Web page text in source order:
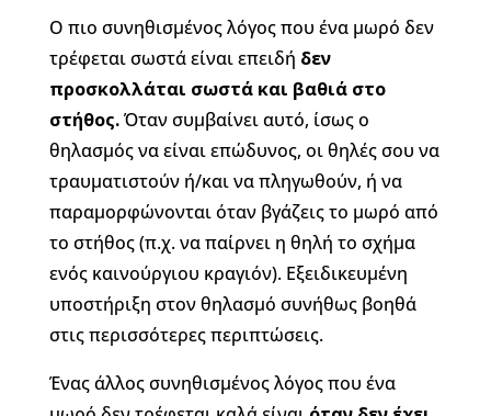
Ο πιο συνηθισμένος λόγος που ένα μωρό δεν
τρέφεται σωστά είναι επειδή δεν
προσκολλάται σωστά και βαθιά στο
στήθος.Όταν συμβαίνει αυτό, ίσως ο
θηλασμός να είναι επώδυνος, οι θηλές σου να
τραυματιστούν ή/και να πληγωθούν, ή να
παραμορφώνονται όταν βγάζεις το μωρό από
το στήθος (π.χ. να παίρνει η θηλή το σχήμα
ενός καινούργιου κραγιόν). Εξειδικευμένη
υποστήριξη στον θηλασμό συνήθως βοηθά
στις περισσότερες περιπτώσεις.
Ένας άλλος συνηθισμένος λόγος που ένα